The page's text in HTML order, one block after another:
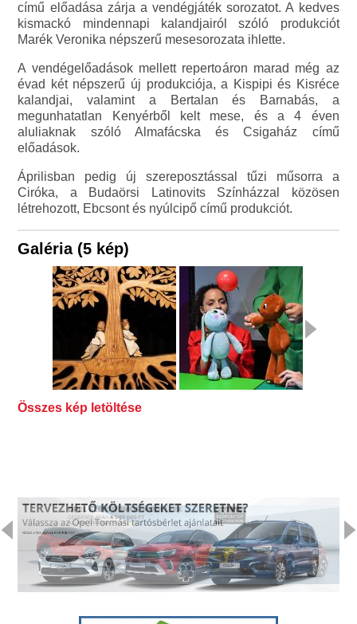
című előadása zárja a vendégjáték sorozatot. A kedves
kismackó mindennapi kalandjairól szóló produkciót
Marék Veronika népszerű mesesorozata ihlette.
A vendégelőadások mellett repertoáron marad még az
évad két népszerű új produkciója, a Kispipi és Kisréce
kalandjai, valamint a Bertalan és Barnabás, a
megunhatatlan Kenyérből kelt mese, és a 4 éven
aluliaknak szóló Almafácska és Csigaház című
előadások.
Áprilisban pedig új szereposztással tűzi műsorra a
Ciróka, a Budaörsi Latinovits Színházzal közösen
létrehozott, Ebcsont és nyúlcipő című produkciót.
Galéria (5 kép)
Összes kép letöltése